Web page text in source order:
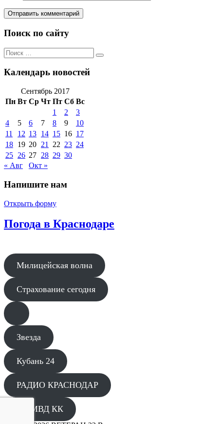
Поиск по сайту
Поиск
по:
Поиск
Календарь новостей
Сентябрь 2017
Пн Вт Ср Чт Пт Сб Вс
1
2
3
4
5 6 7 8 9
10
11
12 13 14 15 16 17
18 19 20 21 22 23 24
25 26 27 28 29 30
« Авг
Окт »
Напишите нам
Открыть форму
Погода в Краснодаре
Милицейская волна
Страхование сегодня
Звезда
Кубань 24
РАДИО КРАСНОДАР
ГУ МВД КК